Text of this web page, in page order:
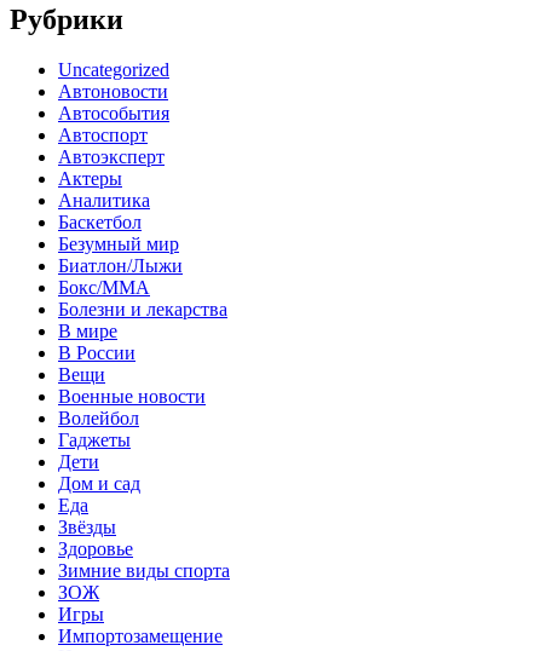
Рубрики
Uncategorized
Автоновости
Автособытия
Автоспорт
Автоэксперт
Актеры
Аналитика
Баскетбол
Безумный мир
Биатлон/Лыжи
Бокс/MMA
Болезни и лекарства
В мире
В России
Вещи
Военные новости
Волейбол
Гаджеты
Дети
Дом и сад
Еда
Звёзды
Здоровье
Зимние виды спорта
ЗОЖ
Игры
Импортозамещение